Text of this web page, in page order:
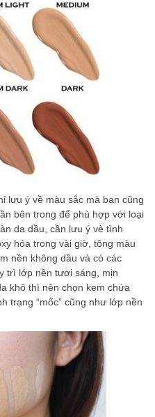
lưu ý về màu sắc mà bạn cũng
bên trong để phù hợp với loại
da dầu, cần lưu ý vè tình
hóa trong vài giờ, tông màu
nền không dầu và có các
trì lớp nền tươi sáng, mịn
khô thì nên chọn kem chứa
trạng “mốc” cũng như lớp nền